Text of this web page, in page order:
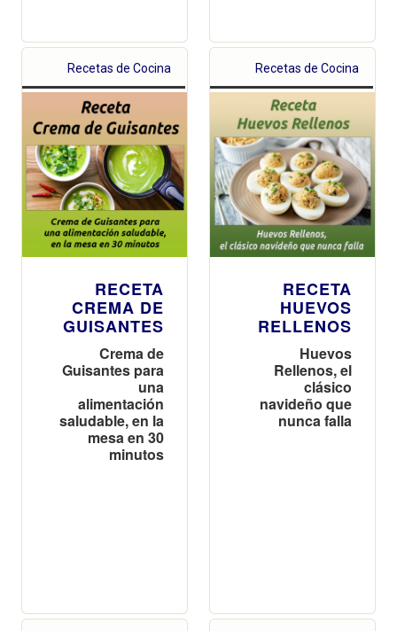
Recetas de Cocina
RECETA
CREMA DE
GUISANTES
Crema de
Guisantes para
una
alimentación
saludable, en la
mesa en 30
minutos
Recetas de Cocina
RECETA
HUEVOS
RELLENOS
Huevos
Rellenos, el
clásico
navideño que
nunca falla